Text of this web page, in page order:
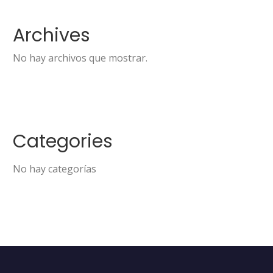
Archives
No hay archivos que mostrar.
Categories
No hay categorías